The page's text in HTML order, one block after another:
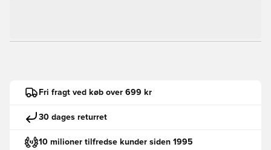
Fri fragt ved køb over 699 kr
30 dages returret
10 milioner tilfredse kunder siden 1995